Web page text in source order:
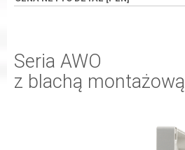
Seria AWO
z blachą montażową